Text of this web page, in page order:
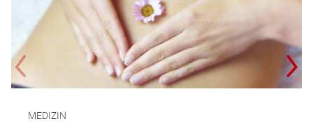
MEDIZIN